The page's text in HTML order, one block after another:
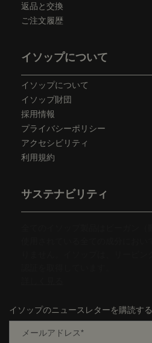
返品と交換
ご注文履歴
イソップについて
イソップについて
イソップ財団
採用情報
プライバシーポリシー
アクセシビリティ
利用規約
サステナビリティ
イソップのニュースレターを購読する
メールアドレス*